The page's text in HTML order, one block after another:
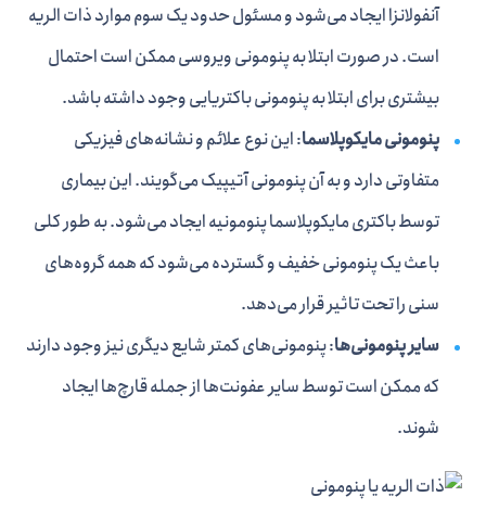
آنفولانزا ایجاد می‌شود و مسئول حدود یک سوم موارد ذات الریه
است. در صورت ابتلا به پنومونی ویروسی ممکن است احتمال
بیشتری برای ابتلا به پنومونی باکتریایی وجود داشته باشد.
پنومونی مایکوپلاسما: این نوع علائم و نشانه‌های فیزیکی
متفاوتی دارد و به آن پنومونی آتیپیک می‌گویند. این بیماری
توسط باکتری مایکوپلاسما پنومونیه ایجاد می‌شود. به طور کلی
باعث یک پنومونی خفیف و گسترده می‌شود که همه گروه‌های
سنی را تحت تاثیر قرار می‌دهد.
سایر پنومونی‌ها: پنومونی‌های کمتر شایع دیگری نیز وجود دارند
که ممکن است توسط سایر عفونت‌ها از جمله قارچ‌ها ایجاد
شوند.